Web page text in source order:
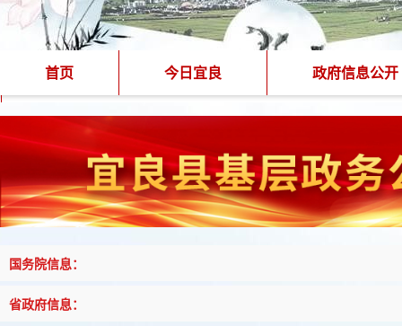
首页 今日宜良 政府信息公开
国务院信息：
省政府信息：